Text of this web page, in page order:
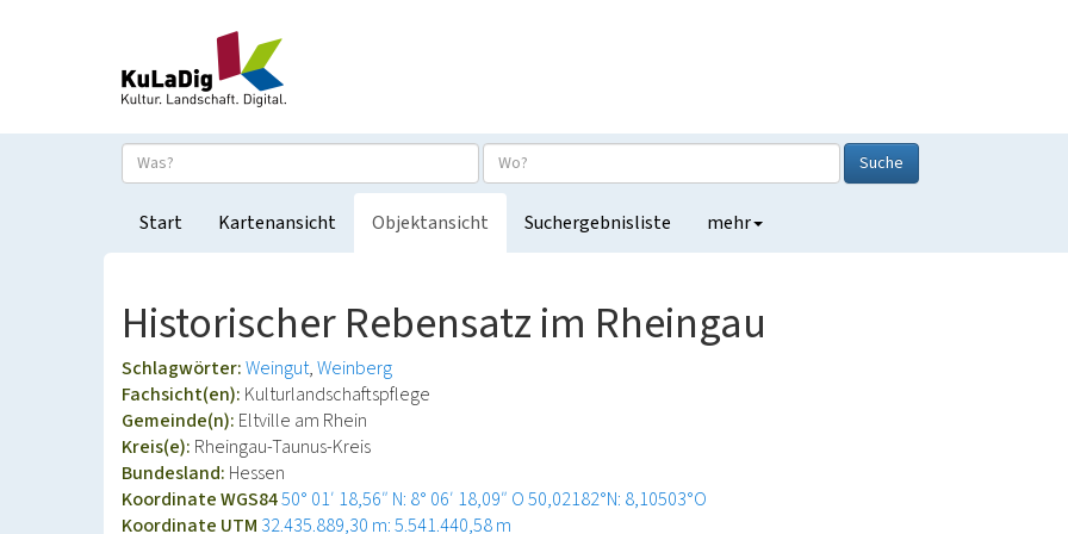
Suche
Start Kartenansicht Objektansicht Suchergebnisliste mehr
Historischer Rebensatz im Rheingau
Schlagwörter:Weingut Weinberg
Fachsicht(en): Kulturlandschaftspflege
Gemeinde(n): Eltville am Rhein
Kreis(e): Rheingau-Taunus-Kreis
Bundesland: Hessen
Koordinate WGS8450° 01′ 18,56″ N: 8° 06′ 18,09″ O50,02182°N: 8,10503°O
Koordinate UTM 32.435.889,30 m: 5.541.440,58 m